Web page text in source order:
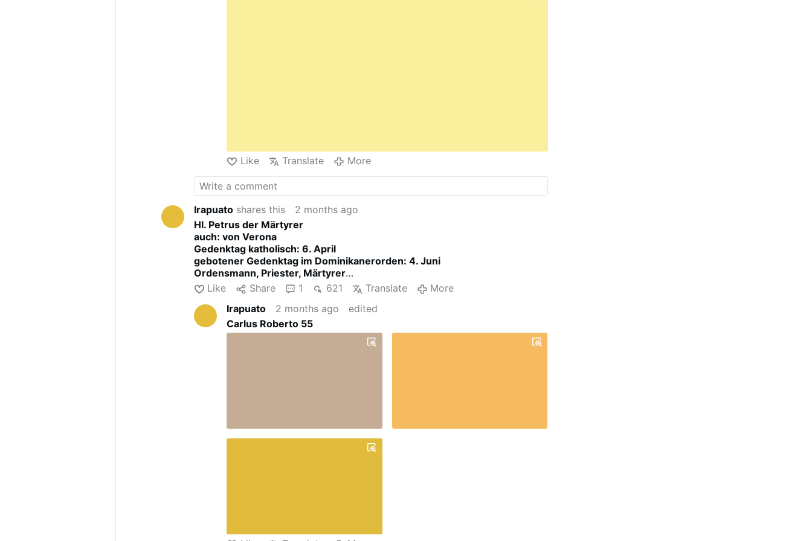
reflection challenges us to consider: How does our
Like Translate More
Irapuato shares this
2 months ago
Hl. Petrus der Märtyrer
auch: von Verona
Gedenktag katholisch: 6. April
gebotener Gedenktag im Dominikanerorden: 4. Juni
Ordensmann, Priester, Märtyrer
* um 1205 inVeronain Italien
† 6. April 1252 an der Stelle des heutigen
Sanktuariu
Petrus wurde bald als herausragendes Beispiel apostolischen und
evangeliumsgemäßen Lebens verehrt. Im
geweihte Petrus-Wasser, das Krankheiten vertreiben und bei Wöchnerinnen
das Fieber senken soll. Das Petrus-Martyr-Kreuz aus Palmenzweigen sollte
Handwerkervereinigungen ist.
Like Share 1 621 Translate
More
Irapuato
2 months ago
edited
Carlus Roberto 55